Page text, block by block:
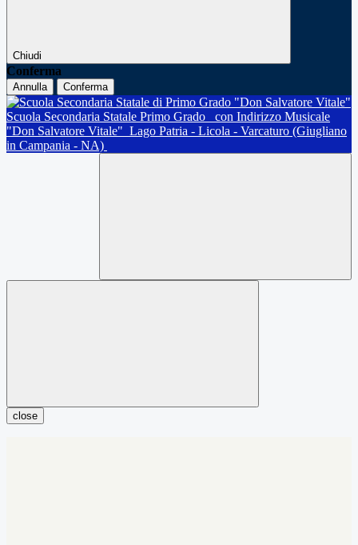
Chiudi
Conferma
Annulla Conferma
Scuola Secondaria Statale Primo Grado
con Indirizzo Musicale
"Don Salvatore Vitale" Lago Patria - Licola - Varcaturo (Giugliano
in Campania - NA)
close